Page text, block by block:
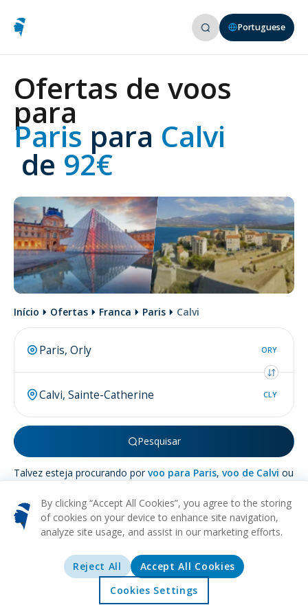
Ofertas Explorar
Portuguese
Ofertas de voos
para
Paris para Calvi
de 92€
Início Ofertas Franca Paris Calvi
ORY
CLY
Pesquisar
Talvez esteja procurando porvoo para Paris, voo de Calvi ou
Mais sobreCalvi
CULTURAL NATUREZA RELAXAMENTO
Situada ao longo da expansão costeira noroeste da Córsega,
By clicking “Accept All Cookies”, you agree to the storing
of cookies on your device to enhance site navigation,
analyze site usage, and assist in our marketing efforts.
Reject All
Accept All Cookies
Cookies Settings